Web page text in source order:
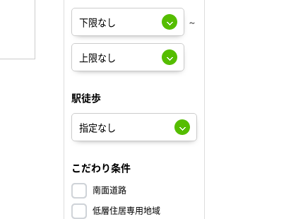
～
駅徒歩
こだわり条件
南面道路
低層住居専用地域